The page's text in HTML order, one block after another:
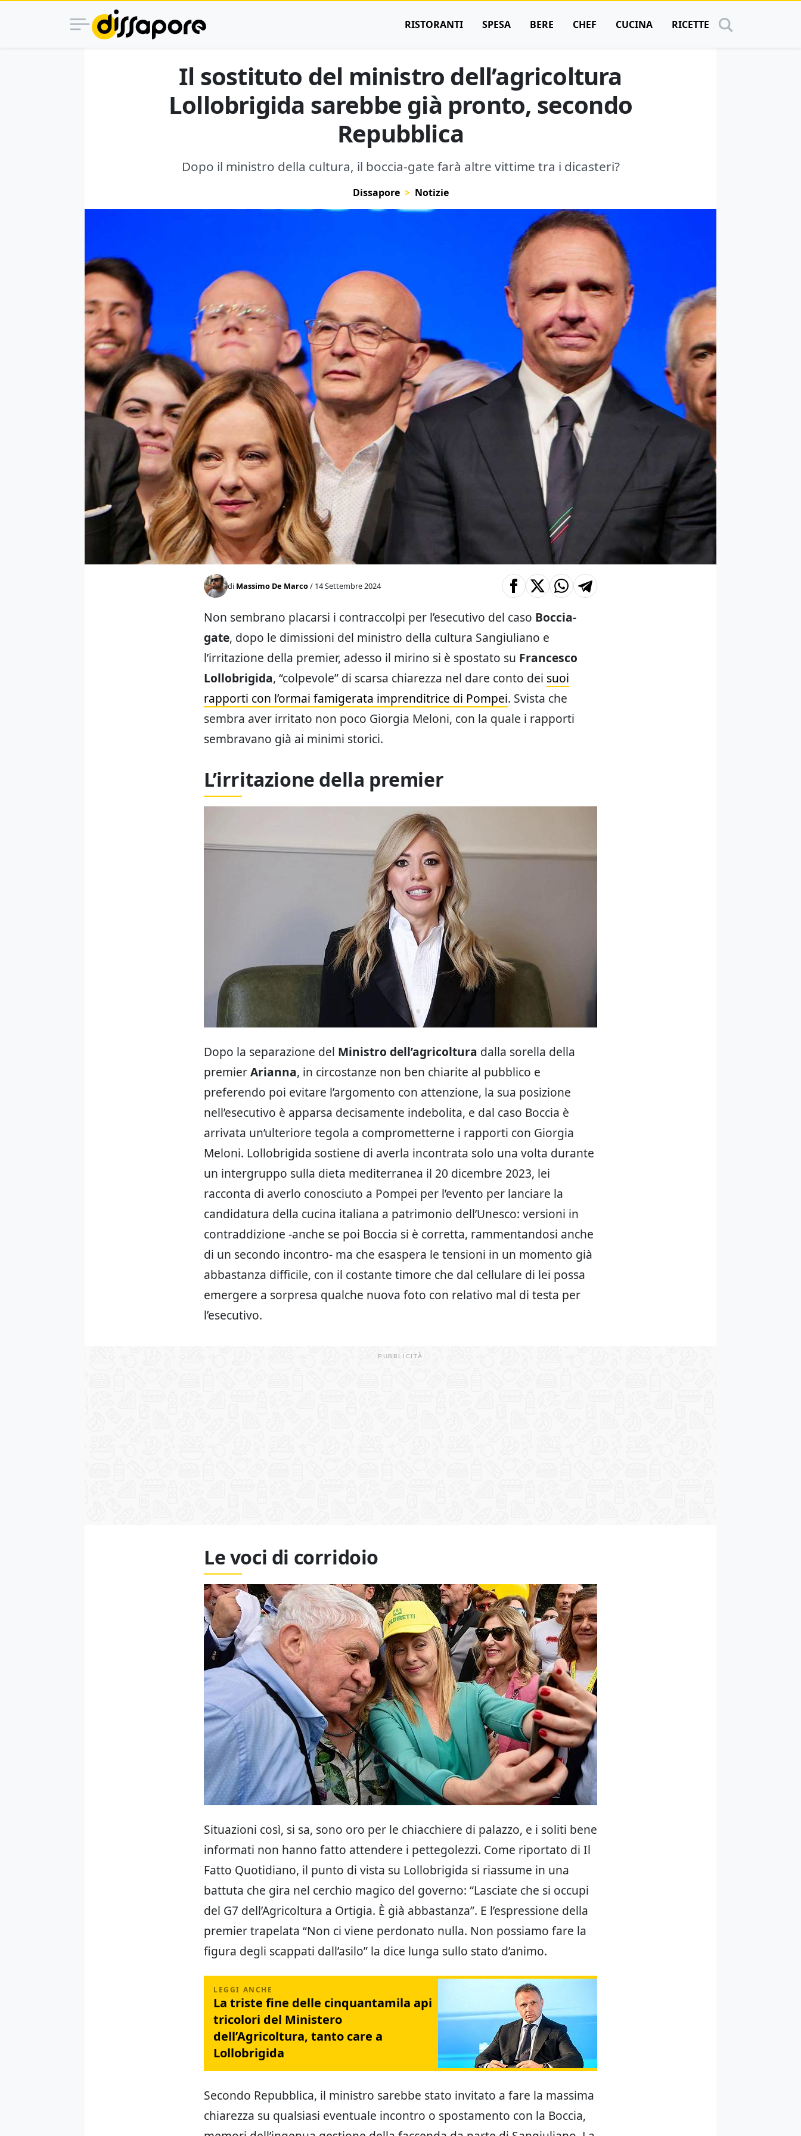
RISTORANTI SPESA BERE CHEF CUCINA RICETTE
Il sostituto del ministro dell’agricoltura
Lollobrigida sarebbe già pronto, secondo
Repubblica
Dopo il ministro della cultura, il boccia-gate farà altre vittime tra i dicasteri?
Dissapore Notizie
di Massimo De Marco/ 14 Settembre 2024
Non sembrano placarsi i contraccolpi per l’esecutivo del caso Boccia-
gate, dopo le dimissioni del ministro della cultura Sangiuliano e
l’irritazione della premier, adesso il mirino si è spostato su Francesco
Lollobrigida, “colpevole” di scarsa chiarezza nel dare conto dei suoi
rapporti con l’ormai famigerata imprenditrice di Pompei. Svista che
sembra aver irritato non poco Giorgia Meloni, con la quale i rapporti
sembravano già ai minimi storici.
L’irritazione della premier
Dopo la separazione del Ministro dell’agricoltura dalla sorella della
premierArianna, in circostanze non ben chiarite al pubblico e
preferendo poi evitare l’argomento con attenzione, la sua posizione
nell’esecutivo è apparsa decisamente indebolita, e dal caso Boccia è
arrivata un’ulteriore tegola a comprometterne i rapporti con Giorgia
Meloni. Lollobrigida sostiene di averla incontrata solo una volta durante
un intergruppo sulla dieta mediterranea il 20 dicembre 2023, lei
racconta di averlo conosciuto a Pompei per l’evento per lanciare la
candidatura della cucina italiana a patrimonio dell’Unesco: versioni in
contraddizione -anche se poi Boccia si è corretta, rammentandosi anche
di un secondo incontro- ma che esaspera le tensioni in un momento già
abbastanza difficile, con il costante timore che dal cellulare di lei possa
emergere a sorpresa qualche nuova foto con relativo mal di testa per
l’esecutivo.
Le voci di corridoio
Situazioni così, si sa, sono oro per le chiacchiere di palazzo, e i soliti bene
informati non hanno fatto attendere i pettegolezzi. Come riportato di Il
Fatto Quotidiano, il punto di vista su Lollobrigida si riassume in una
battuta che gira nel cerchio magico del governo: “Lasciate che si occupi
del G7 dell’Agricoltura a Ortigia. È già abbastanza”. E l’espressione della
premier trapelata “Non ci viene perdonato nulla. Non possiamo fare la
figura degli scappati dall’asilo” la dice lunga sullo stato d’animo.
La triste fine delle cinquantamila api
tricolori del Ministero
dell’Agricoltura, tanto care a
Lollobrigida
Secondo Repubblica, il ministro sarebbe stato invitato a fare la massima
chiarezza su qualsiasi eventuale incontro o spostamento con la Boccia,